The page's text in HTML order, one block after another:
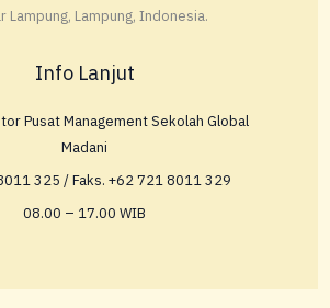
Lampung, Lampung, Indonesia.
Info Lanjut
Pusat Management Sekolah Global
Madani
325 / Faks. +62 721 8011 329
08.00 – 17.00 WIB